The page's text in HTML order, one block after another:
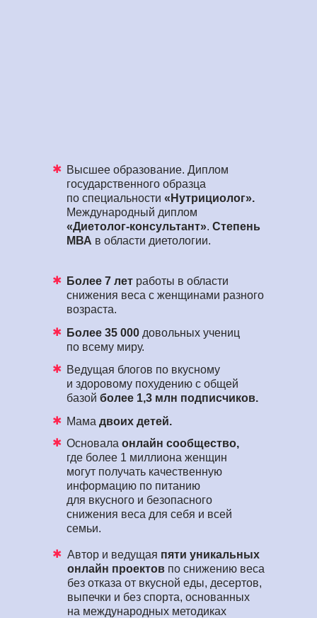
КУПИТЬ КНИГУ САЛАТОВ
Высшее образование. Диплом
государственного образца
по специальности «Нутрициолог».
Международный диплом
«Диетолог-консультант». Степень
МВА в области диетологии.
Более 7 лет работы в области
снижения веса с женщинами разного
возраста.
Более 35 000 довольных учениц
по всему миру.
Ведущая блогов по вкусному
и здоровому похудению с общей
базой более 1,3 млн подписчиков.
Мама двоих детей.
Основала онлайн сообщество,
где более 1 миллиона женщин
могут получать качественную
информацию по питанию
для вкусного и безопасного
снижения веса для себя и всей
семьи.
Автор и ведущая пяти уникальных
онлайн проектов по снижению веса
без отказа от вкусной еды, десертов,
выпечки и без спорта, основанных
на международных методиках
✱
✱
✱
✱
✱
✱
✱